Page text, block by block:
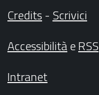
Credits- Scrivici
AccessibilitàeRSS
Intranet